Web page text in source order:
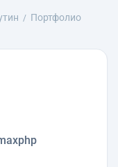
Портфолио